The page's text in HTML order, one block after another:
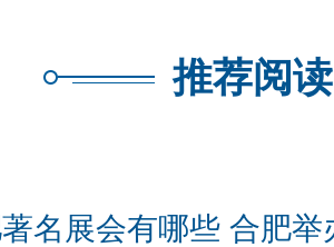
推荐阅读
展会有哪些 合肥举办的大型